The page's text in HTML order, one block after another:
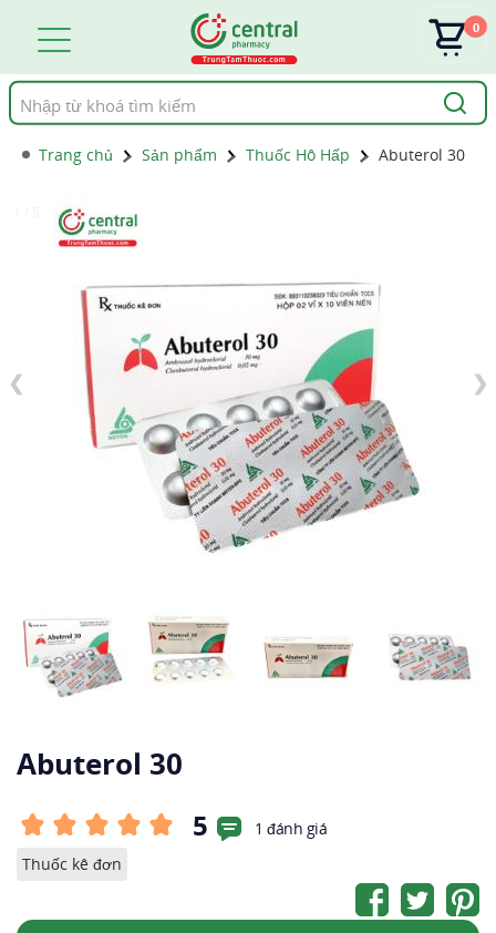
Tìm
kiếm
0
Trang chủ Sản phẩm Thuốc Hô Hấp Abuterol 30
❮ ❯
Abuterol 30
5
1 đánh giá
Thuốc kê đơn